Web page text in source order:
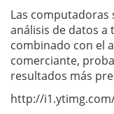
Las computadoras
análisis de datos a
combinado con el
comerciante,
resultados más
http://